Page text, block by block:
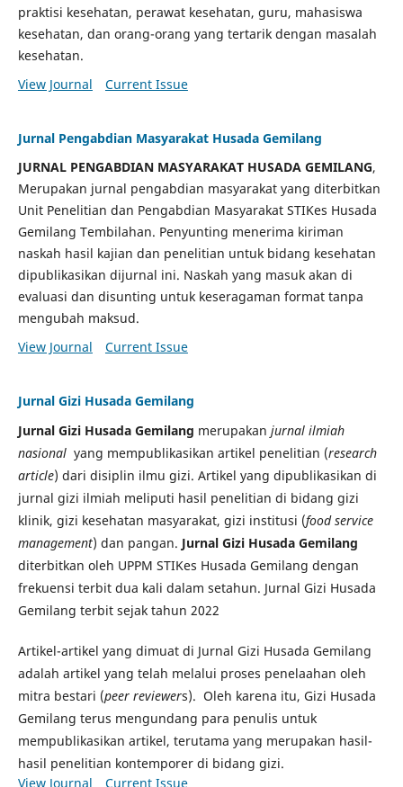
praktisi kesehatan, perawat kesehatan, guru, mahasiswa
kesehatan, dan orang-orang yang tertarik dengan masalah
kesehatan.
View Journal
Current Issue
Jurnal Pengabdian Masyarakat Husada Gemilang
JURNAL PENGABDIAN MASYARAKAT HUSADA GEMILANG,
Merupakan jurnal pengabdian masyarakat yang diterbitkan
Unit Penelitian dan Pengabdian Masyarakat STIKes Husada
Gemilang Tembilahan. Penyunting menerima kiriman
naskah hasil kajian dan penelitian untuk bidang kesehatan
dipublikasikan dijurnal ini. Naskah yang masuk akan di
evaluasi dan disunting untuk keseragaman format tanpa
mengubah maksud.
View Journal
Current Issue
Jurnal Gizi Husada Gemilang
Jurnal Gizi Husada Gemilang merupakan jurnal ilmiah
nasionalyang mempublikasikan artikel penelitian (research
article) dari disiplin ilmu gizi. Artikel yang dipublikasikan di
jurnal gizi ilmiah meliputi hasil penelitian di bidang gizi
klinik, gizi kesehatan masyarakat, gizi institusi (food service
management) dan pangan. Jurnal Gizi Husada Gemilang
diterbitkan oleh UPPM STIKes Husada Gemilang dengan
frekuensi terbit dua kali dalam setahun. Jurnal Gizi Husada
Gemilang terbit sejak tahun 2022
Artikel-artikel yang dimuat di Jurnal Gizi Husada Gemilang
adalah artikel yang telah melalui proses penelaahan oleh
mitra bestari (peer reviewers). Oleh karena itu, Gizi Husada
Gemilang terus mengundang para penulis untuk
mempublikasikan artikel, terutama yang merupakan hasil-
hasil penelitian kontemporer di bidang gizi.
View Journal
Current Issue